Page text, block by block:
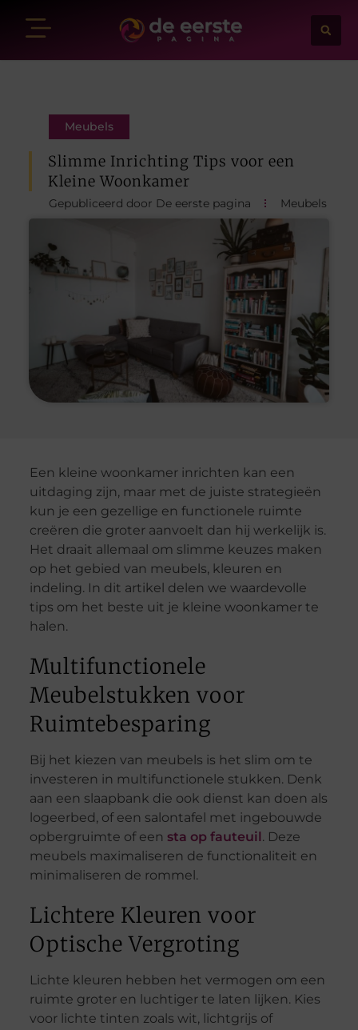
Meubels
Slimme Inrichting Tips voor een
Kleine Woonkamer
Gepubliceerd door De eerste pagina Meubels
Een kleine woonkamer inrichten kan een
uitdaging zijn, maar met de juiste strategieën
kun je een gezellige en functionele ruimte
creëren die groter aanvoelt dan hij werkelijk is.
Het draait allemaal om slimme keuzes maken
op het gebied van meubels, kleuren en
indeling. In dit artikel delen we waardevolle
tips om het beste uit je kleine woonkamer te
halen.
Multifunctionele
Meubelstukken voor
Ruimtebesparing
Bij het kiezen van meubels is het slim om te
investeren in multifunctionele stukken. Denk
aan een slaapbank die ook dienst kan doen als
logeerbed, of een salontafel met ingebouwde
opbergruimte of een sta op fauteuil. Deze
meubels maximaliseren de functionaliteit en
minimaliseren de rommel.
Lichtere Kleuren voor
Optische Vergroting
Lichte kleuren hebben het vermogen om een
ruimte groter en luchtiger te laten lijken. Kies
voor lichte tinten zoals wit, lichtgrijs of